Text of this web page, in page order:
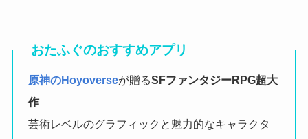
おたふぐのおすすめアプリ
原神のHoyoverseが贈るSFファンタジーRPG超大
作
芸術レベルのグラフィックと魅力的なキャラクタ